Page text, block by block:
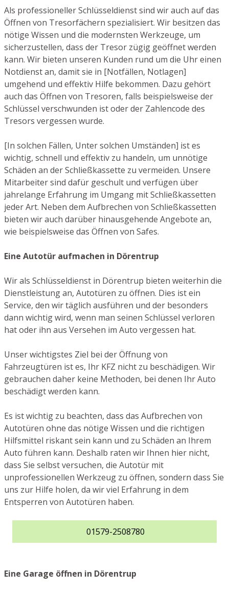
Als professioneller Schlüsseldienst sind wir auch auf das
Öffnen von Tresorfächern spezialisiert. Wir besitzen das
nötige Wissen und die modernsten Werkzeuge, um
sicherzustellen, dass der Tresor zügig geöffnet werden
kann. Wir bieten unseren Kunden rund um die Uhr einen
Notdienst an, damit sie in [Notfällen, Notlagen]
umgehend und effektiv Hilfe bekommen. Dazu gehört
auch das Öffnen von Tresoren, falls beispielsweise der
Schlüssel verschwunden ist oder der Zahlencode des
Tresors vergessen wurde.
[In solchen Fällen, Unter solchen Umständen] ist es
wichtig, schnell und effektiv zu handeln, um unnötige
Schäden an der Schließkassette zu vermeiden. Unsere
Mitarbeiter sind dafür geschult und verfügen über
jahrelange Erfahrung im Umgang mit Schließkassetten
jeder Art. Neben dem Aufbrechen von Schließkassetten
bieten wir auch darüber hinausgehende Angebote an,
wie beispielsweise das Öffnen von Safes.
Eine Autotür aufmachen in Dörentrup
Wir als Schlüsseldienst in Dörentrup bieten weiterhin die
Dienstleistung an, Autotüren zu öffnen. Dies ist ein
Service, den wir täglich ausführen und der besonders
dann wichtig wird, wenn man seinen Schlüssel verloren
hat oder ihn aus Versehen im Auto vergessen hat.
Unser wichtigstes Ziel bei der Öffnung von
Fahrzeugtüren ist es, Ihr KFZ nicht zu beschädigen. Wir
gebrauchen daher keine Methoden, bei denen Ihr Auto
beschädigt werden kann.
Es ist wichtig zu beachten, dass das Aufbrechen von
Autotüren ohne das nötige Wissen und die richtigen
Hilfsmittel riskant sein kann und zu Schäden an Ihrem
Auto führen kann. Deshalb raten wir Ihnen hier nicht,
dass Sie selbst versuchen, die Autotür mit
unprofessionellen Werkzeug zu öffnen, sondern dass Sie
uns zur Hilfe holen, da wir viel Erfahrung in dem
Entsperren von Autotüren haben.
01579-2508780
Eine Garage öffnen in Dörentrup